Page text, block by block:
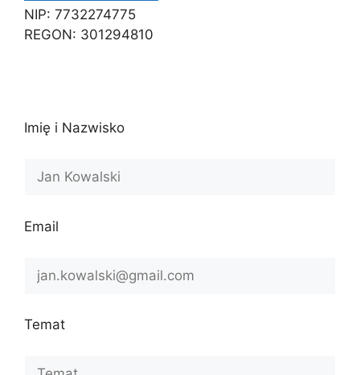
NIP: 7732274775
REGON: 301294810
Imię i Nazwisko
Email
Temat